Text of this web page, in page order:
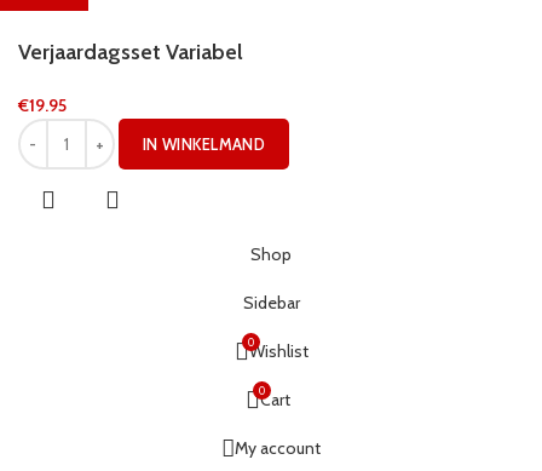
Verjaardagsset Variabel
€19.95
IN WINKELMAND
Shop
Sidebar
0Wishlist
0Cart
My account